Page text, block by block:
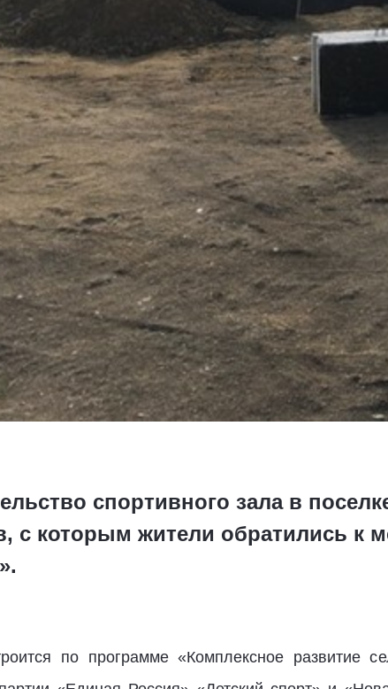
спортивного зала в
с которым жители обратились к
по программе «Комплексное развитие